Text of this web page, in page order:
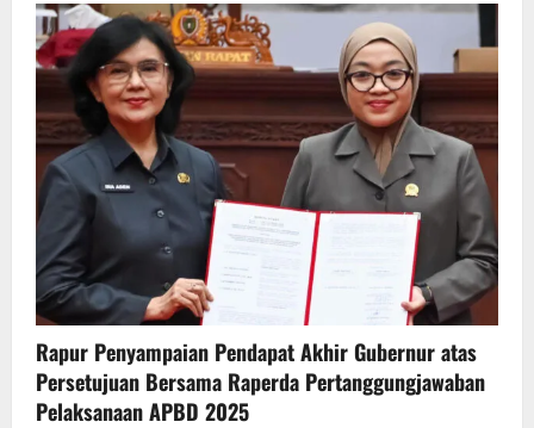
Rapur Penyampaian Pendapat Akhir Gubernur atas
Persetujuan Bersama Raperda Pertanggungjawaban
Pelaksanaan APBD 2025